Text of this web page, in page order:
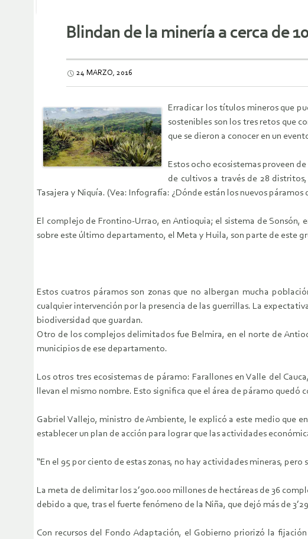
Blindan de la minería a cerca de
24 MARZO, 2016
Erradicar los títulos mineros que
sostenibles son los tres retos que
que se dieron a conocer en un
Estos ocho ecosistemas proveen
de cultivos a través de 28
Tasajera y Niquía. (Vea: Infografía: ¿Dónde están los nuevos páramos
El complejo de Frontino-Urrao, en Antioquia; el sistema de Sonsón,
sobre este último departamento, el Meta y Huila, son parte de este
Estos cuatros páramos son zonas que no albergan mucha
cualquier intervención por la presencia de las guerrillas. La
biodiversidad que guardan.
Otro de los complejos delimitados fue Belmira, en el norte de
municipios de ese departamento.
Los otros tres ecosistemas de páramo: Farallones en Valle del
llevan el mismo nombre. Esto significa que el área de páramo
Gabriel Vallejo, ministro de Ambiente, le explicó a este medio que
establecer un plan de acción para lograr que las actividades
“En el 95 por ciento de estas zonas, no hay actividades mineras,
La meta de delimitar los 2’900.000 millones de hectáreas de 36
debido a que, tras el fuerte fenómeno de la Niña, que dejó más de
Con recursos del Fondo Adaptación, el Gobierno priorizó la